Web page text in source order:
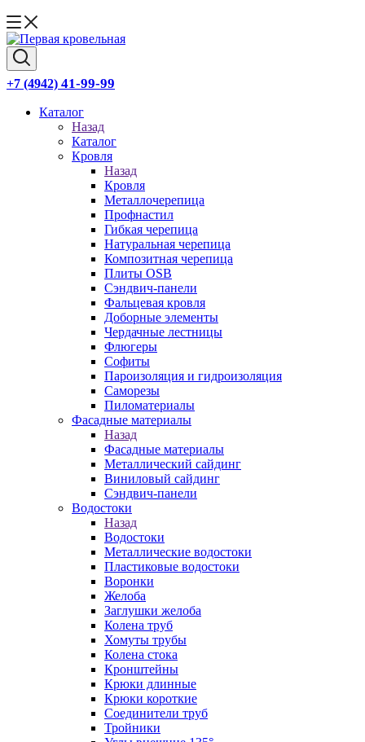
+7 (4942) 41-99-99
Каталог
Назад
Каталог
Кровля
Назад
Кровля
Металлочерепица
Профнастил
Гибкая черепица
Натуральная черепица
Композитная черепица
Плиты OSB
Сэндвич-панели
Фальцевая кровля
Доборные элементы
Чердачные лестницы
Флюгеры
Софиты
Пароизоляция и гидроизоляция
Саморезы
Пиломатериалы
Фасадные материалы
Назад
Фасадные материалы
Металлический сайдинг
Виниловый сайдинг
Сэндвич-панели
Водостоки
Назад
Водостоки
Металлические водостоки
Пластиковые водостоки
Воронки
Желоба
Заглушки желоба
Колена труб
Хомуты трубы
Колена стока
Кронштейны
Крюки длинные
Крюки короткие
Соединители труб
Тройники